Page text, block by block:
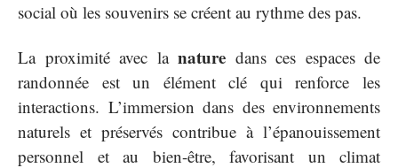
social où les souvenirs se créent au rythme des pas.
La proximité avec la nature dans ces espaces de
randonnée est un élément clé qui renforce les
interactions. L’immersion dans des environnements
naturels et préservés contribue à l’épanouissement
personnel et au bien-être, favorisant un climat